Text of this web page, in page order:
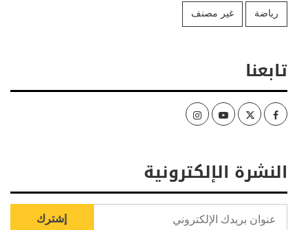
رياضة غير مصنف
تابعنا
Facebook
Twitter
Youtube
Instagram
النشرة الإلكترونية